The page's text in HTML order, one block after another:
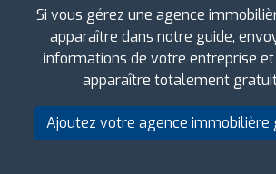
Si vous gérez une agence
apparaître dans notre guide,
informations de votre entreprise
apparaître totalement
Ajoutez votre agence